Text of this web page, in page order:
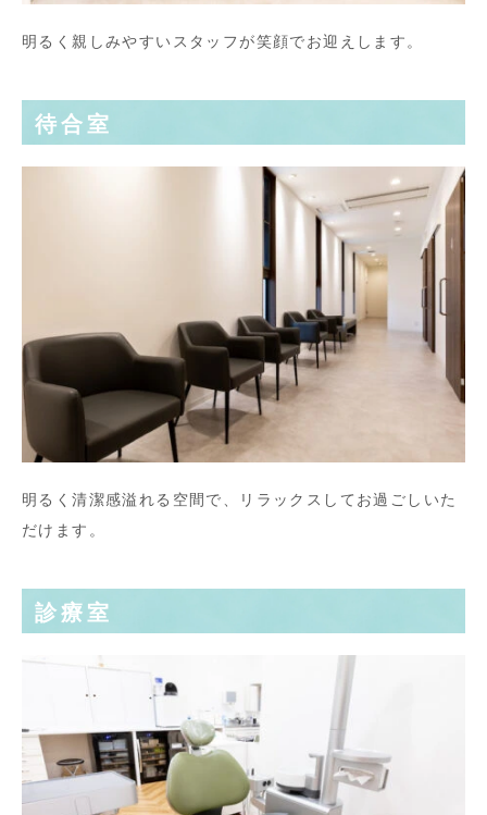
明るく親しみやすいスタッフが笑顔でお迎えします。
待合室
明るく清潔感溢れる空間で、リラックスしてお過ごしいた
だけます。
診療室